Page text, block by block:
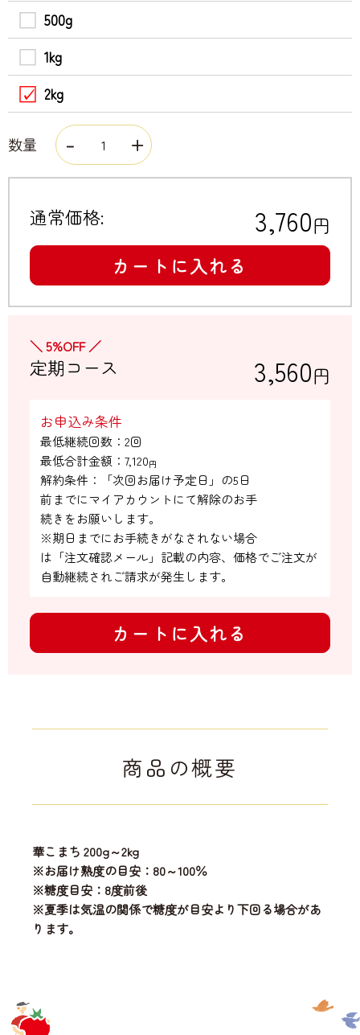
500g
1kg
2kg
数量
通常価格: 3,760円
カートに入れる
＼ 5%OFF ／
定期コース 3,560円
お申込み条件
最低継続回数：2回
最低合計金額： 7,120円
解約条件：「次回お届け予定日」の5日
前までにマイアカウントにて解除のお手
続きをお願いします。
※期日までにお手続きがなされない場合
は「注文確認メール」記載の内容、価格でご注文が
自動継続されご請求が発生します。
カートに入れる
商品の概要
華こまち 200g～2kg
※お届け熟度の目安：80～100％
※糖度目安：8度前後
※夏季は気温の関係で糖度が目安より下回る場合があ
ります。